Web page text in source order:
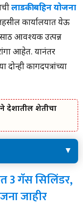
लाडकी बहिन योजना
कार्यालयात येऊ
आवश्यक उत्पन्न
आहेत. यानंतर
कागदपत्रांच्या
देशातील शेतीचा
नवी योजना
3 गॅस सिलिंडर,
जाहीर